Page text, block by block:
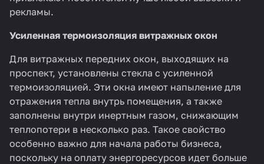
рекламы.
Усиленная термоизоляция витражных окон
Для витражных передних окон, выходящих на
проспект, установлены стекла с усиленной
термоизоляцией. Эти окна имеют напыление для
отражения тепла внутрь помещения, а также
заполнены внутри инертным газом, снижающим
теплопотери в несколько раз. Такое свойство
особенно важно для начала работы бизнеса,
поскольку на оплату энергоресурсов идет больше